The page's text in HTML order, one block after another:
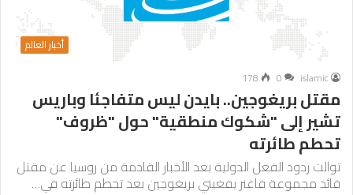
أخبار العالم
islamic
0
178
مقتل بريغوجين.. بايدن ليس متفاجئا وباريس
تشير إلى "شكوك منطقية" حول "ظروف"
تحطم طائرته
توالت ردود الفعل الدولية بعد الأخبار القادمة من روسيا عن مقتل
قائد مجموعة فاغنر يفغيني بريغوجين بعد تحطم طائرته في…